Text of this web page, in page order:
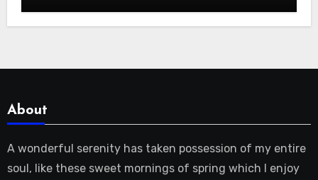
About
A wonderful serenity has taken possession of my entire
soul, like these sweet mornings of spring which I enjoy